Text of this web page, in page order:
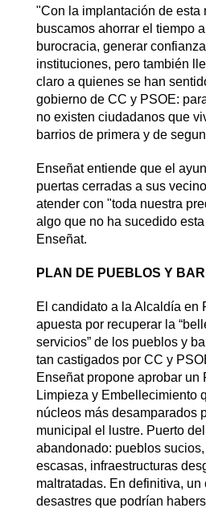
"Con la implantación de esta
buscamos ahorrar el tiempo
burocracia, generar
instituciones, pero también
claro a quienes se han
gobierno de CC y PSOE:
no existen ciudadanos que
barrios de primera y de
Enseñat entiende que el
puertas cerradas a sus
atender con "toda nuestra
algo que no ha sucedido
Enseñat.
PLAN DE PUEBLOS Y
El candidato a la Alcaldía en
apuesta por recuperar la
servicios” de los pueblos y
tan castigados por CC y
Enseñat propone aprobar un
Limpieza y Embellecimiento
núcleos más desamparados
municipal el lustre. Puerto
abandonado: pueblos
escasas, infraestructuras
maltratadas. En definitiva, un
desastres que podrían